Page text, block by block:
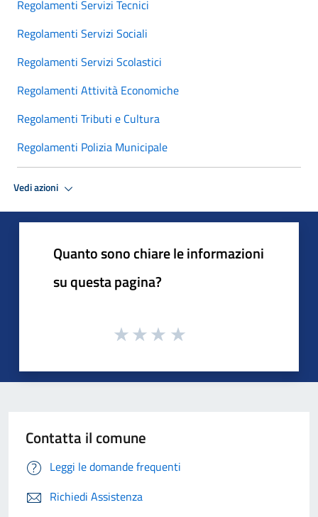
Regolamenti Servizi Tecnici
Regolamenti Servizi Sociali
Regolamenti Servizi Scolastici
Regolamenti Attività Economiche
Regolamenti Tributi e Cultura
Regolamenti Polizia Municipale
Vedi azioni
Quanto sono chiare le informazioni
su questa pagina?
Contatta il comune
Leggi le domande frequenti
Richiedi Assistenza